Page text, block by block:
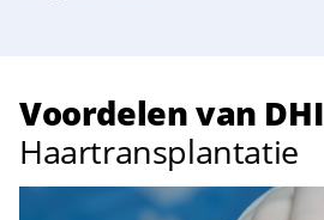
Voordelen van DHI
Haartransplantatie